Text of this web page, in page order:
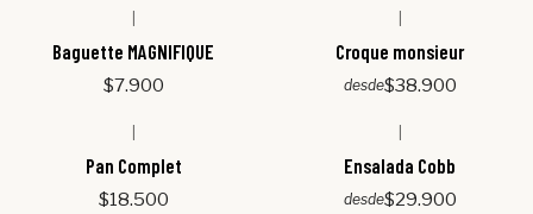
Baguette MAGNIFIQUE
$7.900
Croque monsieur
desde$38.900
Pan Complet
$18.500
Ensalada Cobb
desde$29.900